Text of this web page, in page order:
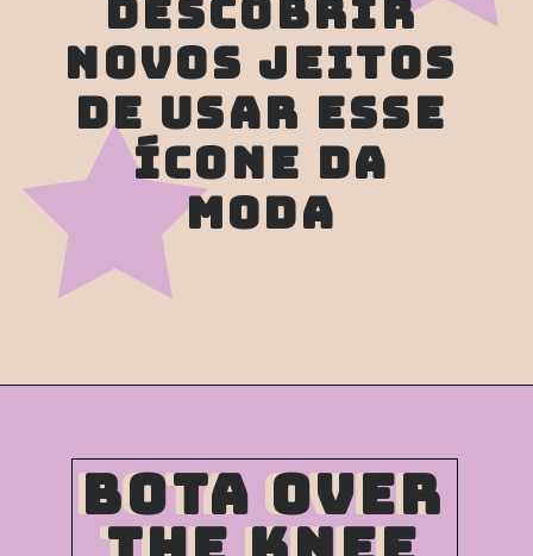
DESCOBRIR
NOVOS JEITOS
DE USAR ESSE
ÍCONE DA
MODA
bota over
bota over